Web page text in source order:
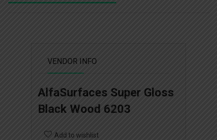
VENDOR INFO
AlfaSurfaces Super Gloss
Black Wood 6203
Add to wishlist